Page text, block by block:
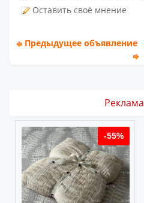
Оставить своё мнение
Предыдущее объявление
Реклама
-55%